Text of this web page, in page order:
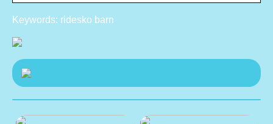
Keywords: ridesko barn